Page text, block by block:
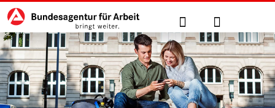
zu den Hauptinhalten springen
Hauptnavigation Suche Anmelden